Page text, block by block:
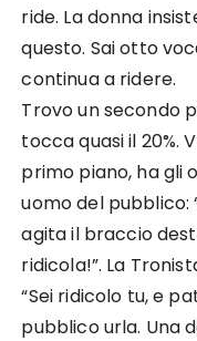
ride. La donna
questo. Sai otto
continua a ridere.
Trovo un secondo
tocca quasi il 20%.
primo piano, ha gli
uomo del pubblico:
agita il braccio
ridicola!”. La
“Sei ridicolo tu, e
pubblico urla. Una